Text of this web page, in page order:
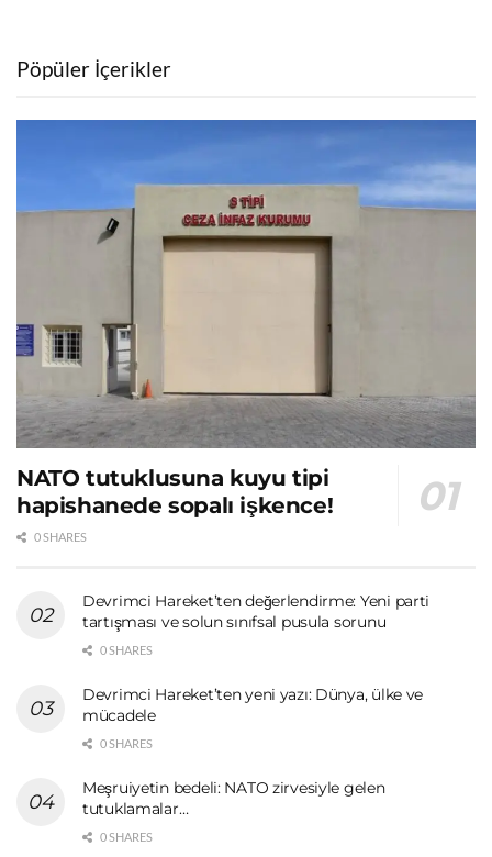
Pöpüler İçerikler
NATO tutuklusuna kuyu tipi
hapishanede sopalı işkence!
0 SHARES
Devrimci Hareket’ten değerlendirme: Yeni parti
tartışması ve solun sınıfsal pusula sorunu
0 SHARES
Devrimci Hareket’ten yeni yazı: Dünya, ülke ve
mücadele
0 SHARES
Meşruiyetin bedeli: NATO zirvesiyle gelen
tutuklamalar…
0 SHARES